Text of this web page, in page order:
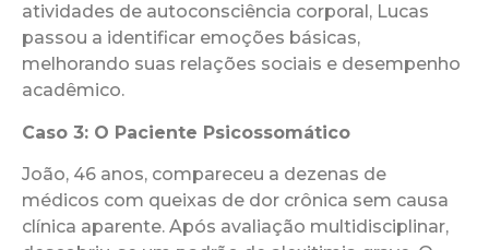
atividades de autoconsciência corporal, Lucas
passou a identificar emoções básicas,
melhorando suas relações sociais e desempenho
acadêmico.
Caso 3: O Paciente Psicossomático
João, 46 anos, compareceu a dezenas de
médicos com queixas de dor crônica sem causa
clínica aparente. Após avaliação multidisciplinar,